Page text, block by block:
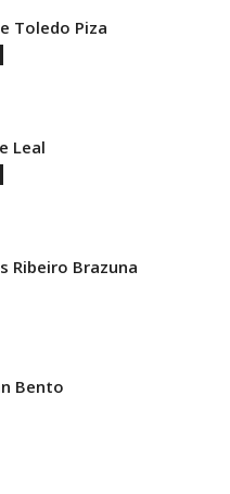
Toledo Piza
Leal
Ribeiro Brazuna
Bento